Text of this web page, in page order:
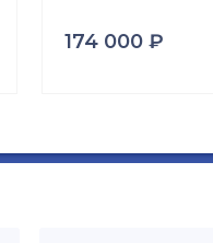
174 000 ₽
б\р